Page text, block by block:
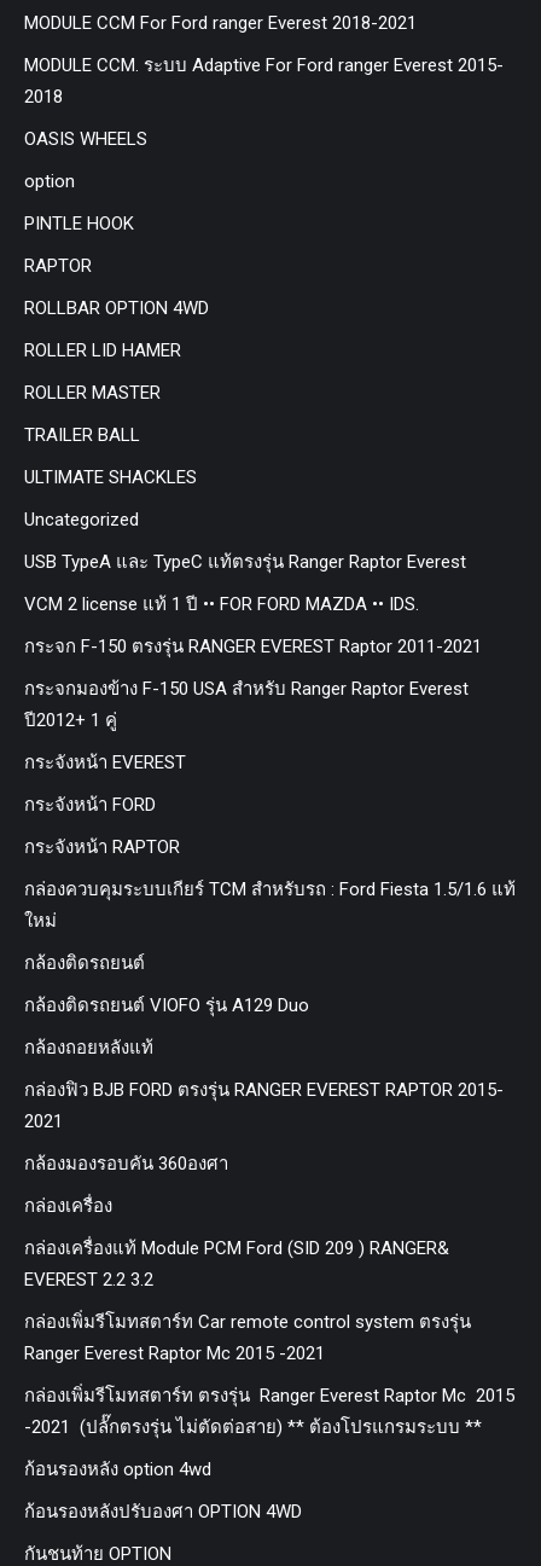
MODULE CCM For Ford ranger Everest 2018-2021
MODULE CCM. ระบบ Adaptive For Ford ranger Everest 2015-
2018
OASIS WHEELS
option
PINTLE HOOK
RAPTOR
ROLLBAR OPTION 4WD
ROLLER LID HAMER
ROLLER MASTER
TRAILER BALL
ULTIMATE SHACKLES
Uncategorized
USB TypeA และ TypeC แท้ตรงรุ่น Ranger Raptor Everest
VCM 2 license แท้ 1 ปี •• FOR FORD MAZDA •• IDS.
กระจก F-150 ตรงรุ่น RANGER EVEREST Raptor 2011-2021
กระจกมองข้าง F-150 USA สำหรับ Ranger Raptor Everest
ปี2012+ 1 คู่
กระจังหน้า EVEREST
กระจังหน้า FORD
กระจังหน้า RAPTOR
กล่องควบคุมระบบเกียร์ TCM สำหรับรถ : Ford Fiesta 1.5/1.6 แท้
ใหม่
กล้องติดรถยนต์
กล้องติดรถยนต์ VIOFO รุ่น A129 Duo
กล้องถอยหลังแท้
กล่องฟิว BJB FORD ตรงรุ่น RANGER EVEREST RAPTOR 2015-
2021
กล้องมองรอบคัน 360องศา
กล่องเครื่อง
กล่องเครื่องแท้ Module PCM Ford (SID 209 ) RANGER&
EVEREST 2.2 3.2
กล่องเพิ่มรีโมทสตาร์ท Car remote control system ตรงรุ่น
Ranger Everest Raptor Mc 2015 -2021
กล่องเพิ่มรีโมทสตาร์ท ตรงรุ่น Ranger Everest Raptor Mc 2015
-2021 (ปลั๊กตรงรุ่น ไม่ตัดต่อสาย) ** ต้องโปรแกรมระบบ **
ก้อนรองหลัง option 4wd
ก้อนรองหลังปรับองศา OPTION 4WD
กันชนท้าย OPTION